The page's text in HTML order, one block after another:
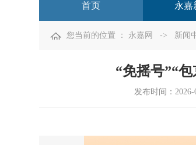
首页 永嘉
您当前的位置 ： 永嘉网 -> 新闻
“免摇号”“包
发布时间： 2026-